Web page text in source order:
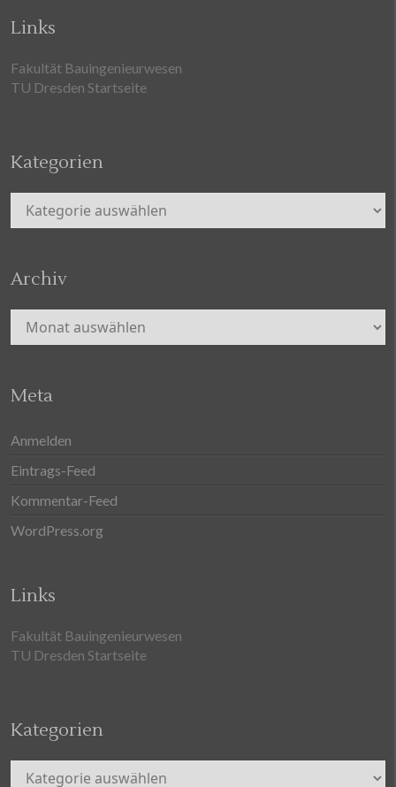
Links
Fakultät Bauingenieurwesen
TU Dresden Startseite
Kategorien
Kategorien
Archiv
Archiv
Meta
Anmelden
Eintrags-Feed
Kommentar-Feed
WordPress.org
Links
Fakultät Bauingenieurwesen
TU Dresden Startseite
Kategorien
Kategorien